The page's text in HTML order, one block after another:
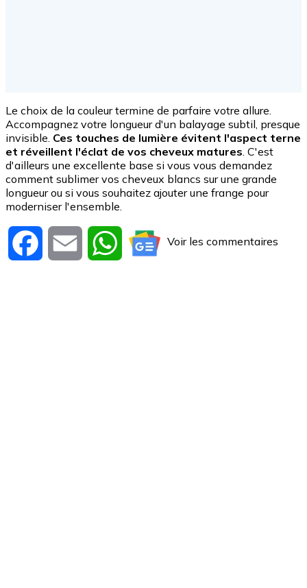
Le choix de la couleur termine de parfaire votre allure.
Accompagnez votre longueur d'un balayage subtil, presque
invisible. Ces touches de lumière évitent l'aspect terne
et réveillent l'éclat de vos cheveux matures. C'est
d'ailleurs une excellente base si vous vous demandez
comment sublimer vos cheveux blancs sur une grande
longueur ou si vous souhaitez ajouter une frange pour
moderniser l'ensemble.
Facebook Email WhatsAppVoir les commentaires